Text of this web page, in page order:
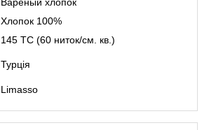
Хлопок 100%
145 TC (60 ниток/см. кв.)
Турція
Limasso